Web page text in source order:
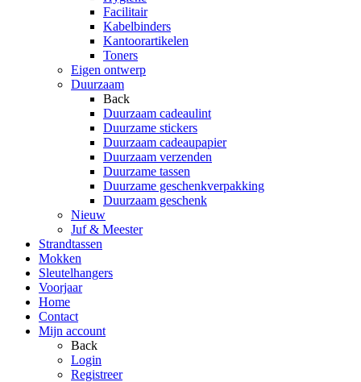
Facilitair
Kabelbinders
Kantoorartikelen
Toners
Eigen ontwerp
Duurzaam
Back
Duurzaam cadeaulint
Duurzame stickers
Duurzaam cadeaupapier
Duurzaam verzenden
Duurzame tassen
Duurzame geschenkverpakking
Duurzaam geschenk
Nieuw
Juf & Meester
Strandtassen
Mokken
Sleutelhangers
Voorjaar
Home
Contact
Mijn account
Back
Login
Registreer